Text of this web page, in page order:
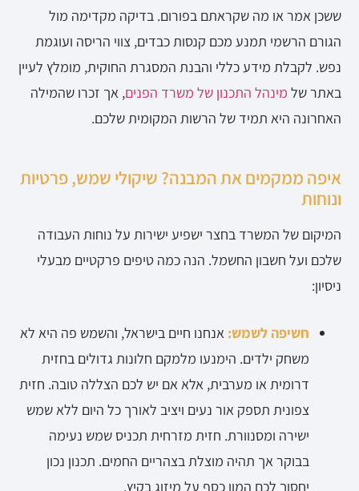
ששכן אמר או מה שקראתם בפורום. בדיקה מקדימה מול
הגורם הרשמי תמנע מכם קנסות כבדים, צווי הריסה ועוגמת
נפש. לקבלת מידע כללי והבנת המסגרת החוקית, מומלץ לעיין
באתר של מינהל התכנון של משרד הפנים, אך זכרו שהמילה
האחרונה היא תמיד של הרשות המקומית שלכם.
איפה ממקמים את המבנה? שיקולי שמש, פרטיות
ונוחות
המיקום של המשרד בחצר ישפיע ישירות על נוחות העבודה
שלכם ועל חשבון החשמל. הנה כמה טיפים פרקטיים מבעלי
ניסיון:
חשיפה לשמש:אנחנו חיים בישראל, והשמש פה היא לא
משחק ילדים. הימנעו מלמקם חלונות גדולים בחזית
דרומית או מערבית, אלא אם יש לכם הצללה טובה. חזית
צפונית תספק אור נעים ויציב לאורך כל היום ללא שמש
ישירה ומסנוורת. חזית מזרחית תכניס שמש נעימה
בבוקר אך תהיה מוצלת בצהריים החמים. תכנון נכון
יחסוך לכם המון כסף על מיזוג בקיץ.